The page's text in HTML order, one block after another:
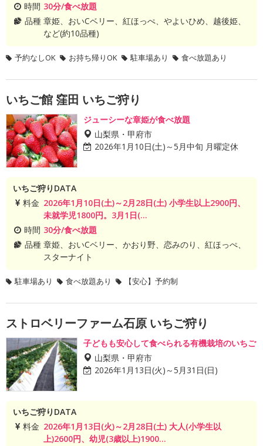
時間 30分/食べ放題
品種 章姫、おいCベリー、紅ほっぺ、やよいひめ、越後姫、
など(約10品種)
予約なしOK お持ち帰りOK 駐車場あり 食べ放題あり
いちご館 窪田 いちご狩り
ジューシーな章姫が食べ放題
山梨県・甲府市
2026年1月10日(土)～5月中旬 月曜定休
いちご狩りDATA
料金 2026年1月10日(土)～2月28日(土) 小学生以上2900円、
未就学児1800円。3月1日(...
時間 30分/食べ放題
品種 章姫、おいCベリー、かおり野、恋みのり、紅ほっぺ、
スターナイト
駐車場あり 食べ放題あり 【安心】予約制
ストロベリーファーム石原 いちご狩り
子どもも安心して食べられる有機栽培のいちご
山梨県・甲府市
2026年1月13日(火)～5月31日(日)
いちご狩りDATA
料金 2026年1月13日(火)～2月28日(土) 大人(小学生以
上)2600円、幼児(3歳以上)1900...